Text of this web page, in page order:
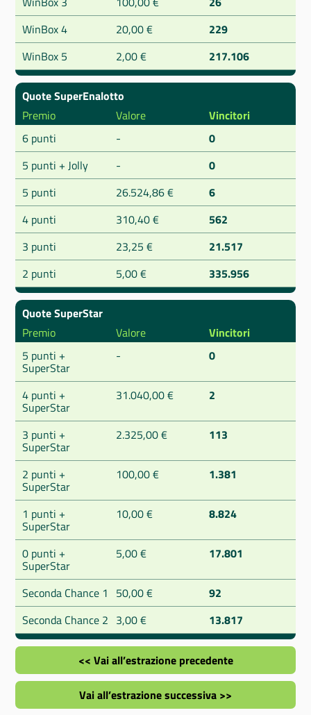
WinBox 4
20,00 €
229
WinBox 5
2,00 € 217.106
Quote SuperEnalotto
Premio
Valore
Vincitori
6 punti
-
0
5 punti + Jolly
-
0
5 punti
26.524,86 €
6
4 punti
310,40 €
562
3 punti
23,25 €
21.517
2 punti
5,00 € 335.956
Quote SuperStar
Premio
Valore
Vincitori
5 punti +
SuperStar
- 0
4 punti +
SuperStar
31.040,00 € 2
3 punti +
SuperStar
2.325,00 € 113
2 punti +
SuperStar
100,00 € 1.381
1 punti +
SuperStar
10,00 € 8.824
0 punti +
SuperStar
5,00 € 17.801
Seconda Chance 1 50,00 €
92
Seconda Chance 2 3,00 € 13.817
<< Vai all’estrazione precedente
Vai all’estrazione successiva >>